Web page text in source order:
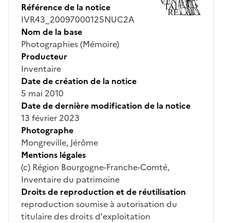
Référence de la notice
IVR43_20097000125NUC2A
Nom de la base
Photographies (Mémoire)
Producteur
Inventaire
Date de création de la notice
5 mai 2010
Date de dernière modification de la notice
13 février 2023
Photographe
Mongreville, Jérôme
Mentions légales
(c) Région Bourgogne-Franche-Comté,
Inventaire du patrimoine
Droits de reproduction et de réutilisation
reproduction soumise à autorisation du
titulaire des droits d'exploitation